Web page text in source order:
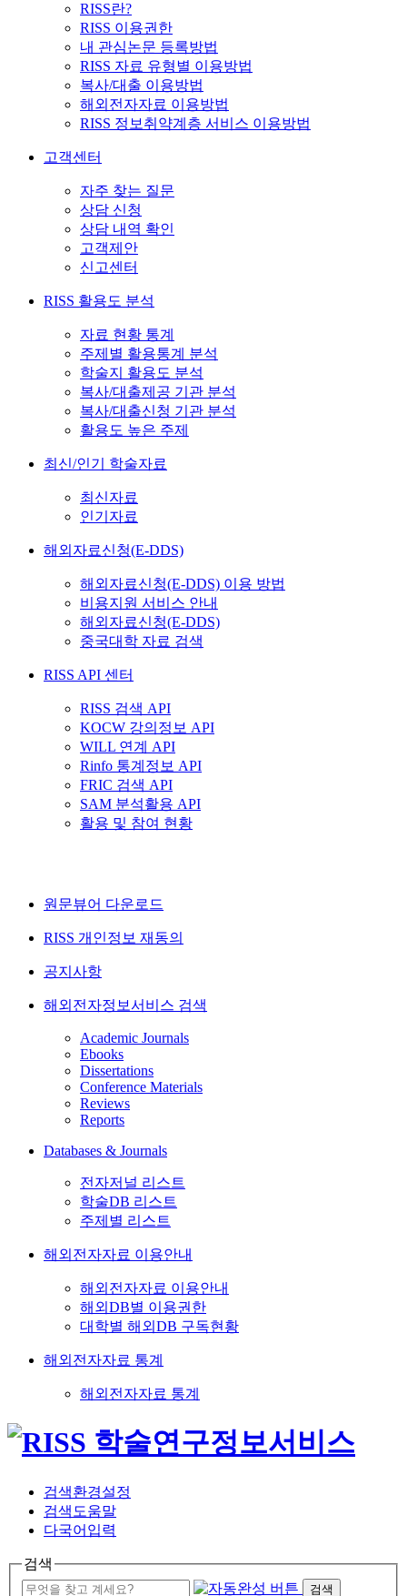
RISS란?
RISS 이용권한
내 관심논문 등록방법
RISS 자료 유형별 이용방법
복사/대출 이용방법
해외전자자료 이용방법
RISS 정보취약계층 서비스 이용방법
고객센터
자주 찾는 질문
상담 신청
상담 내역 확인
고객제안
신고센터
RISS 활용도 분석
자료 현황 통계
주제별 활용통계 분석
학술지 활용도 분석
복사/대출제공 기관 분석
복사/대출신청 기관 분석
활용도 높은 주제
최신/인기 학술자료
최신자료
인기자료
해외자료신청(E-DDS)
해외자료신청(E-DDS) 이용 방법
비용지원 서비스 안내
해외자료신청(E-DDS)
중국대학 자료 검색
RISS API 센터
RISS 검색 API
KOCW 강의정보 API
WILL 연계 API
Rinfo 통계정보 API
FRIC 검색 API
SAM 분석활용 API
활용 및 참여 현황
원문뷰어 다운로드
RISS 개인정보 재동의
공지사항
해외전자정보서비스 검색
Academic Journals
Ebooks
Dissertations
Conference Materials
Reviews
Reports
Databases & Journals
전자저널 리스트
학술DB 리스트
주제별 리스트
해외전자자료 이용안내
해외전자자료 이용안내
해외DB별 이용권한
대학별 해외DB 구독현황
해외전자자료 통계
해외전자자료 통계
검색환경설정
검색도움말
다국어입력
검색
검색